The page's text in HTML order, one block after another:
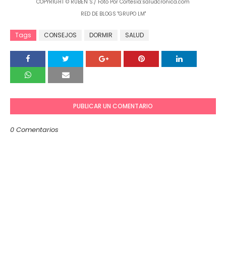
COPYRIGHT © RUBÉN S./ Foto Por Cortesía:saludcronica.com
RED DE BLOGS "GRUPO LM"
Tags CONSEJOS DORMIR SALUD
PUBLICAR UN COMENTARIO
0 Comentarios